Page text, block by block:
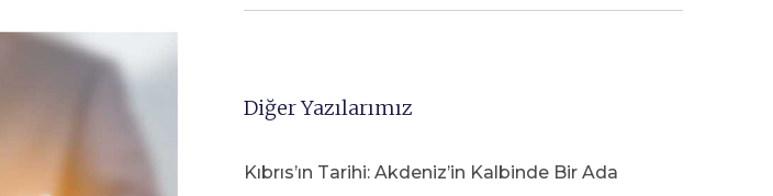
Diğer Yazılarımız
Kıbrıs’ın Tarihi: Akdeniz’in Kalbinde Bir Ada